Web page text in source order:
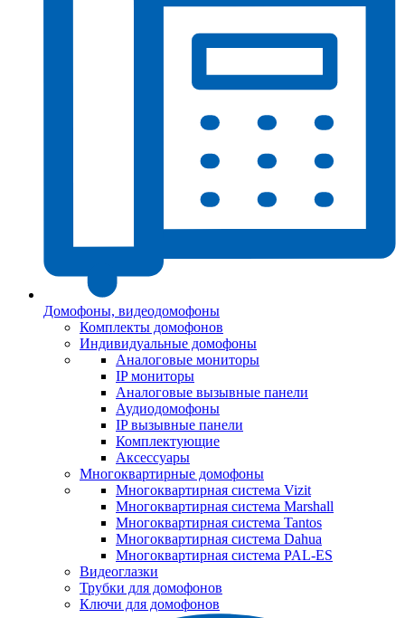
Домофоны, видеодомофоны
Комплекты домофонов
Индивидуальные домофоны
Аналоговые мониторы
IP мониторы
Аналоговые вызывные панели
Аудиодомофоны
IP вызывные панели
Комплектующие
Аксессуары
Многоквартирные домофоны
Многоквартирная система Vizit
Многоквартирная система Marshall
Многоквартирная система Tantos
Многоквартирная система Dahua
Многоквартирная система PAL-ES
Видеоглазки
Трубки для домофонов
Ключи для домофонов